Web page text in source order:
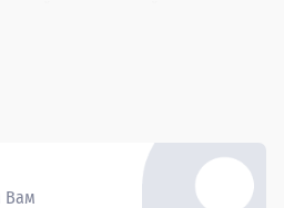
это возможность приобрести
Вам